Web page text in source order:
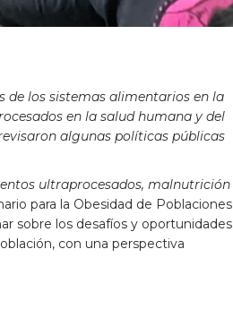
de los sistemas alimentarios en la
en la salud humana y del
algunas políticas públicas
ultraprocesados, malnutrición
para la Obesidad de Poblaciones
sobre los desafíos y oportunidades
con una perspectiva